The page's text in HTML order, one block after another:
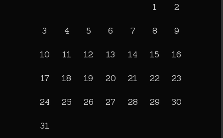
1 2
3 4 5 6 7 8 9
10 11 12 13 14 15 16
17 18 19 20 21 22 23
24 25 26 27 28 29 30
31